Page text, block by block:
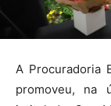
A Procuradoria
promoveu, na